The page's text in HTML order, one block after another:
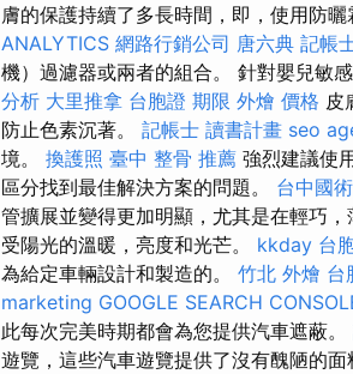
膚的保護持續了多長時間，即，使用防
ANALYTICS 網路行銷公司 唐六典 記帳
機）過濾器或兩者的組合。 針對嬰兒敏
分析 大里推拿 台胞證 期限 外燴 價格 皮
防止色素沉著。 記帳士 讀書計畫 seo
境。 換護照 臺中 整骨 推薦 強烈建議使
區分找到最佳解決方案的問題。 台中國
管擴展並變得更加明顯，尤其是在輕巧
受陽光的溫暖，亮度和光芒。 kkday 台
為給定車輛設計和製造的。 竹北 外燴 台
marketing GOOGLE SEARCH
此每次完美時期都會為您提供汽車遮蔽。
遊覽，這些汽車遊覽提供了沒有醜陋的